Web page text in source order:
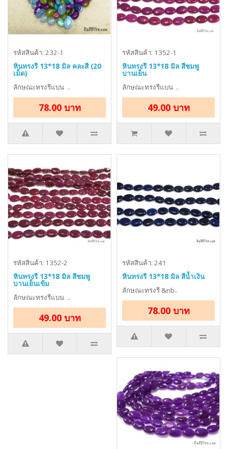
รหัสสินค้า: 232-1
หินทรงรี 13*18 มิล คละสี (20
เม็ด)
ลักษณะทรงรีแบน ..
78.00 บาท
รหัสสินค้า: 1352-1
หินทรงรี 13*18 มิล สีชมพู
บานเย็น
ลักษณะทรงรีแบน ..
49.00 บาท
รหัสสินค้า: 1352-2
หินทรงรี 13*18 มิล สีชมพู
บานเย็นเข้ม
ลักษณะทรงรีแบน ..
49.00 บาท
รหัสสินค้า: 241
หินทรงรี 13*18 มิล สีน้ำเงิน
ลักษณะทรงรี &nb..
78.00 บาท